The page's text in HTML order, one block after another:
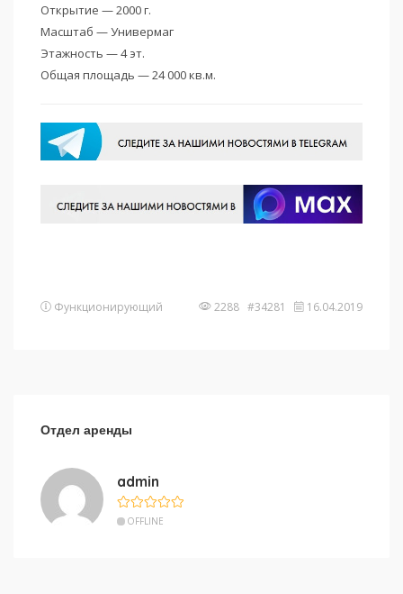
Открытие — 2000 г.
Масштаб — Универмаг
Этажность — 4 эт.
Общая площадь — 24 000 кв.м.
Функционирующий 2288 #34281 16.04.2019
Отдел аренды
admin
OFFLINE